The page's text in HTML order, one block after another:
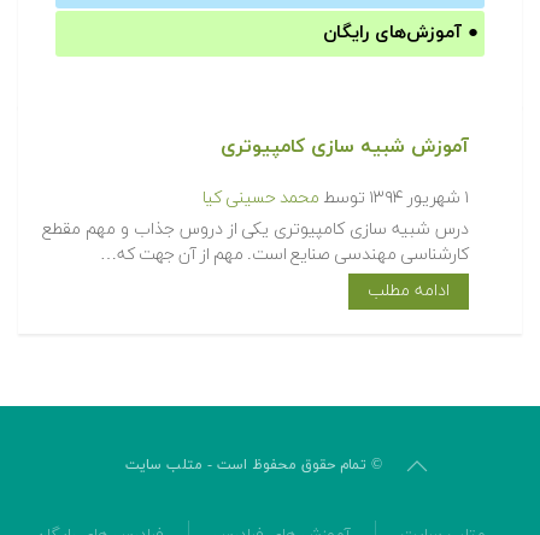
● آموزش‌های رایگان
آموزش شبیه سازی کامپیوتری
۱ شهریور ۱۳۹۴ توسط محمد حسینی کیا
درس شبیه سازی کامپیوتری یکی از دروس جذاب و مهم مقطع
کارشناسی مهندسی صنایع است. مهم از آن جهت که…
ادامه مطلب
© تمام حقوق محفوظ است - متلب سایت